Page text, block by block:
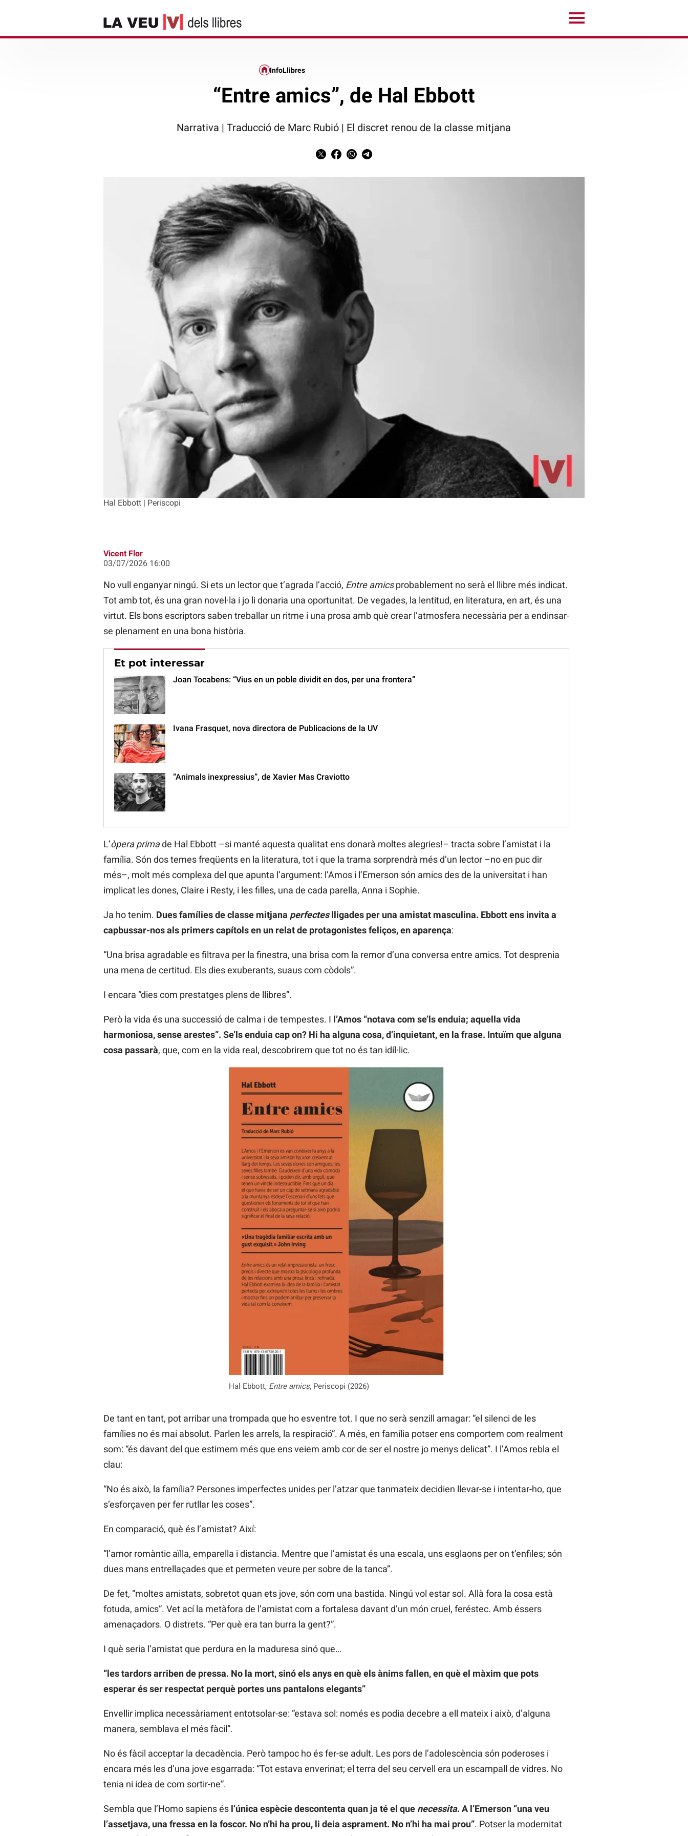
Hal Ebbott | Periscopi
InfoLlibres
“Entre amics”, de Hal Ebbott
Narrativa | Traducció de Marc Rubió | El discret renou de la classe mitjana
Vicent Flor
03/07/2026 16:00
No vull enganyar ningú. Si ets un lector que t’agrada l’acció, Entre amicsprobablement no serà el llibre més indicat.
Tot amb tot, és una gran novel·la i jo li donaria una oportunitat. De vegades, la lentitud, en literatura, en art, és una
virtut. Els bons escriptors saben treballar un ritme i una prosa amb què crear l’atmosfera necessària per a endinsar-
se plenament en una bona història.
Et pot interessar
Joan Tocabens: “Vius en un poble dividit en dos, per una frontera”
Ivana Frasquet, nova directora de Publicacions de la UV
“Animals inexpressius”, de Xavier Mas Craviotto
L’òpera primade Hal Ebbott –si manté aquesta qualitat ens donarà moltes alegries!– tracta sobre l’amistat i la
família. Són dos temes freqüents en la literatura, tot i que la trama sorprendrà més d’un lector –no en puc dir
més–, molt més complexa del que apunta l’argument: l’Amos i l’Emerson són amics des de la universitat i han
implicat les dones, Claire i Resty, i les filles, una de cada parella, Anna i Sophie.
Ja ho tenim. Dues famílies de classe mitjana perfecteslligades per una amistat masculina. Ebbott ens invita a
capbussar-nos als primers capítols en un relat de protagonistes feliços, en aparença:
“Una brisa agradable es filtrava per la finestra, una brisa com la remor d’una conversa entre amics. Tot desprenia
una mena de certitud. Els dies exuberants, suaus com còdols”.
I encara “dies com prestatges plens de llibres”.
Però la vida és una successió de calma i de tempestes. I l’Amos “notava com se’ls enduia; aquella vida
harmoniosa, sense arestes”. Se’ls enduia cap on? Hi ha alguna cosa, d’inquietant, en la frase. Intuïm que alguna
cosa passarà, que, com en la vida real, descobrirem que tot no és tan idíl·lic.
Hal Ebbott, Entre amics, Periscopi (2026)
De tant en tant, pot arribar una trompada que ho esventre tot. I que no serà senzill amagar: “el silenci de les
famílies no és mai absolut. Parlen les arrels, la respiració”. A més, en família potser ens comportem com realment
som: “és davant del que estimem més que ens veiem amb cor de ser el nostre jo menys delicat”. I l’Amos rebla el
clau:
“No és això, la família? Persones imperfectes unides per l’atzar que tanmateix decidien llevar-se i intentar-ho, que
s’esforçaven per fer rutllar les coses”.
En comparació, què és l’amistat? Així:
“l’amor romàntic aïlla, emparella i distancia. Mentre que l’amistat és una escala, uns esglaons per on t’enfiles; són
dues mans entrellaçades que et permeten veure per sobre de la tanca”.
De fet, “moltes amistats, sobretot quan ets jove, són com una bastida. Ningú vol estar sol. Allà fora la cosa està
fotuda, amics”. Vet ací la metàfora de l’amistat com a fortalesa davant d’un món cruel, feréstec. Amb éssers
amenaçadors. O distrets. “Per què era tan burra la gent?”.
I què seria l’amistat que perdura en la maduresa sinó que…
“les tardors arriben de pressa. No la mort, sinó els anys en què els ànims fallen, en què el màxim que pots
esperar és ser respectat perquè portes uns pantalons elegants”
Envellir implica necessàriament entotsolar-se: “estava sol: només es podia decebre a ell mateix i això, d’alguna
manera, semblava el més fàcil”.
No és fàcil acceptar la decadència. Però tampoc ho és fer-se adult. Les pors de l’adolescència són poderoses i
encara més les d’una jove esgarrada: “Tot estava enverinat; el terra del seu cervell era un escampall de vidres. No
tenia ni idea de com sortir-ne”.
Sembla que l’Homo sapiens és l’única espècie descontenta quan ja té el que necessita. A l’Emerson “una veu
l’assetjava, una fressa en la foscor. No n’hi ha prou, li deia asprament. No n’hi ha mai prou”. Potser la modernitat